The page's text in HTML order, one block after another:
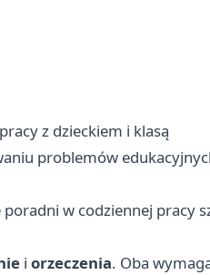
z dzieckiem i klasą
problemów
w codziennej pracy
i orzeczenia. Oba